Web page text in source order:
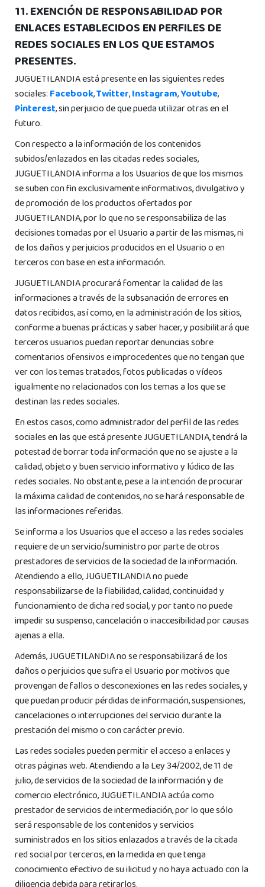
11. EXENCIÓN DE RESPONSABILIDAD POR
ENLACES ESTABLECIDOS EN PERFILES DE
REDES SOCIALES EN LOS QUE ESTAMOS
PRESENTES.
JUGUETILANDIA está presente en las siguientes redes
sociales:Facebook,Twitter,Instagram,Youtube,
Pinterest, sin perjuicio de que pueda utilizar otras en el
futuro.
Con respecto a la información de los contenidos
subidos/enlazados en las citadas redes sociales,
JUGUETILANDIA informa a los Usuarios de que los mismos
se suben con fin exclusivamente informativos, divulgativo y
de promoción de los productos ofertados por
JUGUETILANDIA, por lo que no se responsabiliza de las
decisiones tomadas por el Usuario a partir de las mismas, ni
de los daños y perjuicios producidos en el Usuario o en
terceros con base en esta información.
JUGUETILANDIA procurará fomentar la calidad de las
informaciones a través de la subsanación de errores en
datos recibidos, así como, en la administración de los sitios,
conforme a buenas prácticas y saber hacer, y posibilitará que
terceros usuarios puedan reportar denuncias sobre
comentarios ofensivos e improcedentes que no tengan que
ver con los temas tratados, fotos publicadas o vídeos
igualmente no relacionados con los temas a los que se
destinan las redes sociales.
En estos casos, como administrador del perfil de las redes
sociales en las que está presente JUGUETILANDIA, tendrá la
potestad de borrar toda información que no se ajuste a la
calidad, objeto y buen servicio informativo y lúdico de las
redes sociales. No obstante, pese a la intención de procurar
la máxima calidad de contenidos, no se hará responsable de
las informaciones referidas.
Se informa a los Usuarios que el acceso a las redes sociales
requiere de un servicio/suministro por parte de otros
prestadores de servicios de la sociedad de la información.
Atendiendo a ello, JUGUETILANDIA no puede
responsabilizarse de la fiabilidad, calidad, continuidad y
funcionamiento de dicha red social, y por tanto no puede
impedir su suspenso, cancelación o inaccesibilidad por causas
ajenas a ella.
Además, JUGUETILANDIA no se responsabilizará de los
daños o perjuicios que sufra el Usuario por motivos que
provengan de fallos o desconexiones en las redes sociales, y
que puedan producir pérdidas de información, suspensiones,
cancelaciones o interrupciones del servicio durante la
prestación del mismo o con carácter previo.
Las redes sociales pueden permitir el acceso a enlaces y
otras páginas web. Atendiendo a la Ley 34/2002, de 11 de
julio, de servicios de la sociedad de la información y de
comercio electrónico, JUGUETILANDIA actúa como
prestador de servicios de intermediación, por lo que sólo
será responsable de los contenidos y servicios
suministrados en los sitios enlazados a través de la citada
red social por terceros, en la medida en que tenga
conocimiento efectivo de su ilicitud y no haya actuado con la